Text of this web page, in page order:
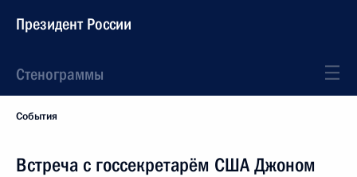
Президент России
Стенограммы
События
Встреча с госсекретарём США Джоном